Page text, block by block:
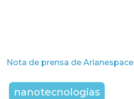
Nota de prensa de Arianespace
nanotecnologias